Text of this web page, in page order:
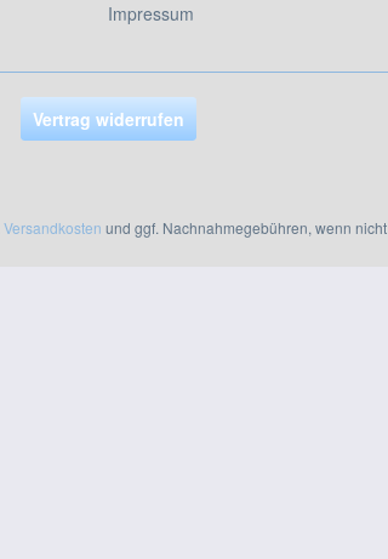
Impressum
Vertrag widerrufen
Versandkosten und ggf. Nachnahmegebühren, wenn